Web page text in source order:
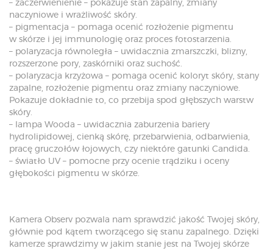
– zaczerwienienie – pokazuje stan zapalny, zmiany
naczyniowe i wrażliwość skóry.
– pigmentacja – pomaga ocenić rozłożenie pigmentu
w skórze i jej immunologię oraz proces fotostarzenia.
– polaryzacja równoległa – uwidacznia zmarszczki, blizny,
rozszerzone pory, zaskórniki oraz suchość.
– polaryzacja krzyżowa – pomaga ocenić koloryt skóry, stany
zapalne, rozłożenie pigmentu oraz zmiany naczyniowe.
Pokazuje dokładnie to, co przebija spod głębszych warstw
skóry.
– lampa Wooda – uwidacznia zaburzenia bariery
hydrolipidowej, cienką skórę, przebarwienia, odbarwienia,
pracę gruczołów łojowych, czy niektóre gatunki Candida.
– światło UV – pomocne przy ocenie trądziku i oceny
głębokości pigmentu w skórze.
Kamera Observ pozwala nam sprawdzić jakość Twojej skóry,
głównie pod kątem tworzącego się stanu zapalnego. Dzięki
kamerze sprawdzimy w jakim stanie jest na Twojej skórze